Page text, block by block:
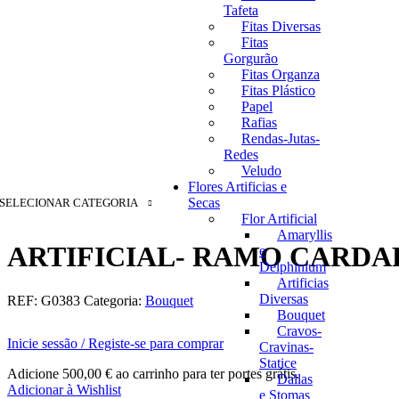
SELECIONAR CATEGORIA
Tafeta
Fitas Diversas
Fitas
Gorgurão
Fitas Organza
Fitas Plástico
Papel
Rafias
Rendas-Jutas-
Redes
Veludo
Flores Artificias e
Secas
Flor Artificial
Amaryllis
e
Delphinium
Artificias
Diversas
Bouquet
Cravos-
Cravinas-
Statice
Dallas
e Stomas
ARTIFICIAL- RAMO
REF: G0383 Categoria: Bouquet
Inicie sessão / Registe-se para comprar
Adicione 500,00 € ao carrinho para ter portes grátis.
Adicionar à Wishlist